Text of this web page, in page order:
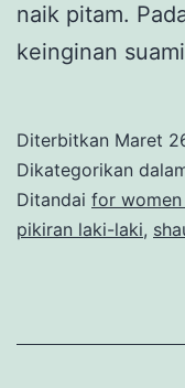
naik pitam.
keinginan
Diterbitkan Maret
Dikategorikan
Ditandai for
pikiran laki-laki,